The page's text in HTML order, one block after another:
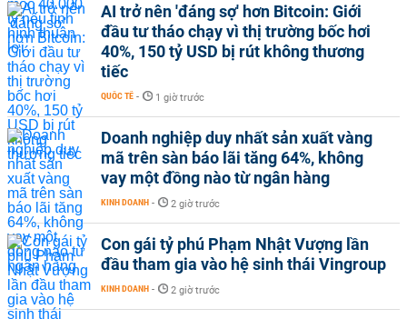
AI trở nên 'đáng sợ' hơn Bitcoin: Giới
đầu tư tháo chạy vì thị trường bốc hơi
40%, 150 tỷ USD bị rút không thương
tiếc
QUỐC TẾ - 1 giờ trước
Doanh nghiệp duy nhất sản xuất vàng
mã trên sàn báo lãi tăng 64%, không
vay một đồng nào từ ngân hàng
KINH DOANH - 2 giờ trước
Con gái tỷ phú Phạm Nhật Vượng lần
đầu tham gia vào hệ sinh thái Vingroup
KINH DOANH - 2 giờ trước